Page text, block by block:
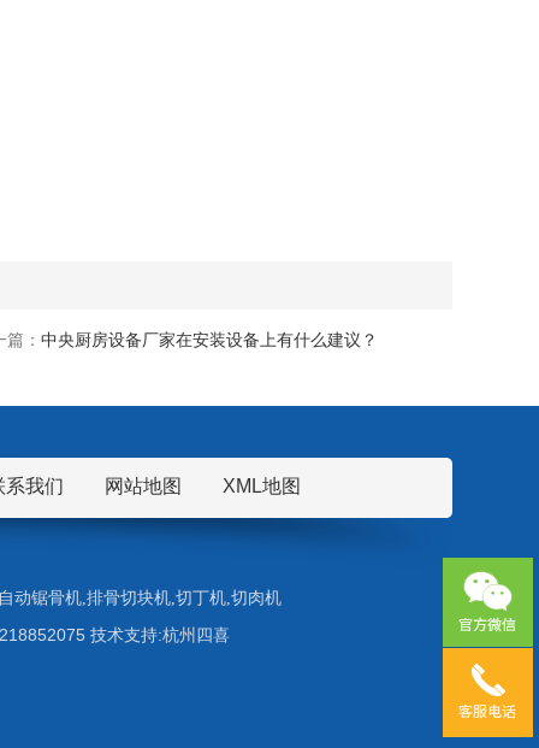
篇： 中央厨房设备厂家在安装设备上有什么建议？
系我们 网站地图 XML地图
动锯骨机,排骨切块机,切丁机,切肉机
技术支持:杭州四喜